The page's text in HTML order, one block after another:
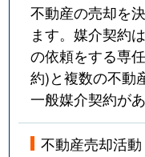
不動産の売却を
ます。媒介契約
の依頼をする専
約)と複数の不動
一般媒介契約があ
不動産売却活動